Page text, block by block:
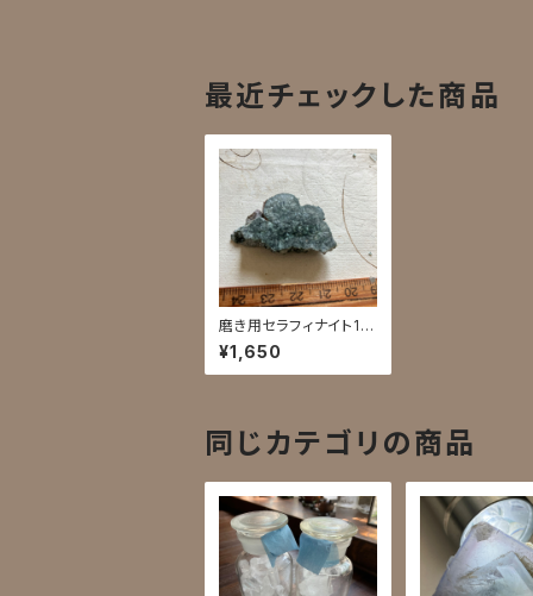
最近チェックした商品
磨き用セラフィナイト11
C
¥1,650
同じカテゴリの商品